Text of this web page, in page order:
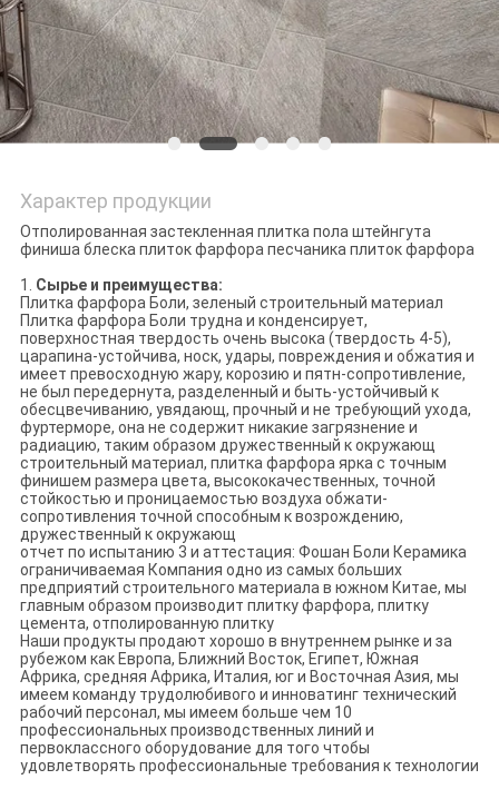
Характер продукции
Отполированная застекленная плитка пола штейнгута
финиша блеска плиток фарфора песчаника плиток фарфора
1. Сырье и преимущества:
Плитка фарфора Боли, зеленый строительный материал
Плитка фарфора Боли трудна и конденсирует,
поверхностная твердость очень высока (твердость 4-5),
царапина-устойчива, носк, удары, повреждения и обжатия и
имеет превосходную жару, корозию и пятн-сопротивление,
не был передернута, разделенный и быть-устойчивый к
обесцвечиванию, увядающ, прочный и не требующий ухода,
фуртерморе, она не содержит никакие загрязнение и
радиацию, таким образом дружественный к окружающ
строительный материал, плитка фарфора ярка с точным
финишем размера цвета, высококачественных, точной
стойкостью и проницаемостью воздуха обжати-
сопротивления точной способным к возрождению,
дружественный к окружающ
отчет по испытанию 3 и аттестация: Фошан Боли Керамика
ограничиваемая Компания одно из самых больших
предприятий строительного материала в южном Китае, мы
главным образом производит плитку фарфора, плитку
цемента, отполированную плитку
Наши продукты продают хорошо в внутреннем рынке и за
рубежом как Европа, Ближний Восток, Египет, Южная
Африка, средняя Африка, Италия, юг и Восточная Азия, мы
имеем команду трудолюбивого и инноватинг технический
рабочий персонал, мы имеем больше чем 10
профессиональных производственных линий и
первоклассного оборудование для того чтобы
удовлетворять профессиональные требования к технологии